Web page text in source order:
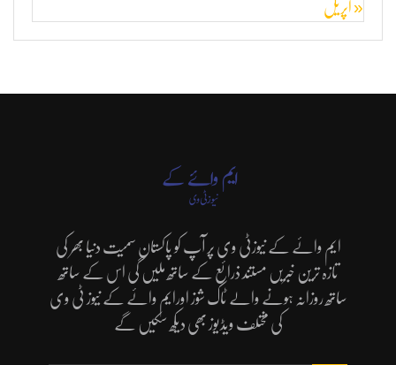
« اپریل
ایم وائے کے نیوزٹی وی پر آپ کو پاکستان سمیت دنیا بھر کی
تازہ ترین خبریں مستند ذرائع کے ساتھ ملیں گی اس کے ساتھ
ساتھ روزانہ ہونے والے ٹاک شوز اورایم وائے کے نیوز ٹی وی
کی مختلف ویڈیوز بھی دیکھ سکیں گے